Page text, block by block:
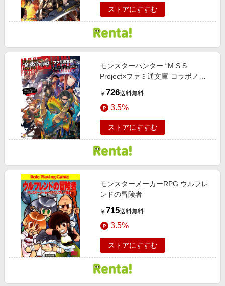
ストアにすすむ
モンスターハンター “M.S.S
Project×ファミ通文庫”コラボノベ
￥ 726送料無料
3.5%
ストアにすすむ
モンスターメーカーRPG ウルフレ
ンドの冒険者
￥ 715送料無料
3.5%
ストアにすすむ